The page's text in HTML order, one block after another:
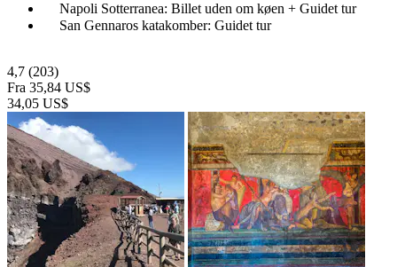
Napoli Sotterranea: Billet uden om køen + Guidet tur
San Gennaros katakomber: Guidet tur
4,7 (203)
Fra 35,84 US$
34,05 US$